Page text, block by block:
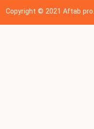
Copyright © 202 1Aftab